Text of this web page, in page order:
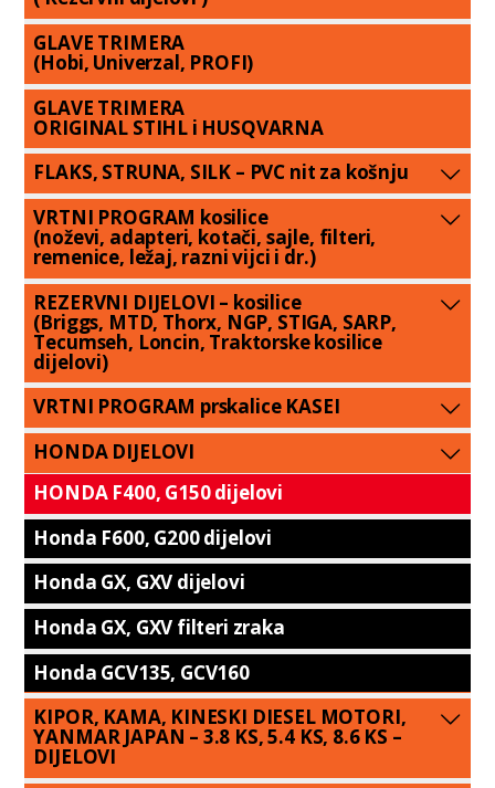
GLAVE TRIMERA
(Hobi, Univerzal, PROFI)
GLAVE TRIMERA
ORIGINAL STIHL i HUSQVARNA
FLAKS, STRUNA, SILK – PVC nit za košnju
VRTNI PROGRAM kosilice
(noževi, adapteri, kotači, sajle, filteri,
remenice, ležaj, razni vijci i dr.)
REZERVNI DIJELOVI – kosilice
(Briggs, MTD, Thorx, NGP, STIGA, SARP,
Tecumseh, Loncin, Traktorske kosilice
dijelovi)
VRTNI PROGRAM prskalice KASEI
HONDA DIJELOVI
HONDA F400, G150 dijelovi
Honda F600, G200 dijelovi
Honda GX, GXV dijelovi
Honda GX, GXV filteri zraka
Honda GCV135, GCV160
KIPOR, KAMA, KINESKI DIESEL MOTORI,
YANMAR JAPAN – 3.8 KS, 5.4 KS, 8.6 KS –
DIJELOVI